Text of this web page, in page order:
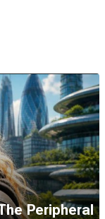
Peripheral